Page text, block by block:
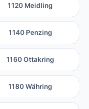
1120 Meidling
1140 Penzing
1160 Ottakring
1180 Währing